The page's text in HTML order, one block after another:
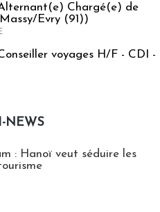
Chargé(e) de
Evry (91))
voyages H/F - CDI -
NEWS
: Hanoï veut séduire les